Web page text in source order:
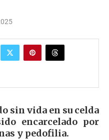
sin vida en su celda
encarcelado por
y pedofilia.